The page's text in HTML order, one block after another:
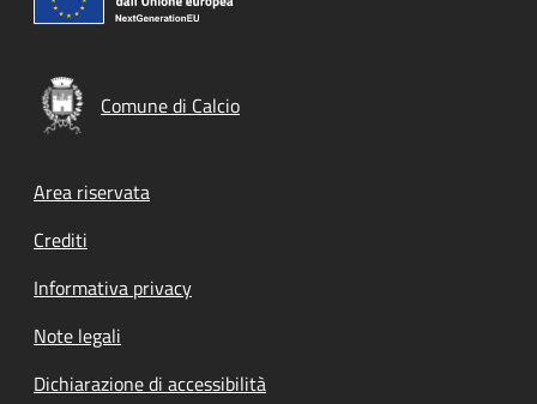
Comune di Calcio
Footer menu
Area riservata
Crediti
Informativa privacy
Note legali
Dichiarazione di accessibilità